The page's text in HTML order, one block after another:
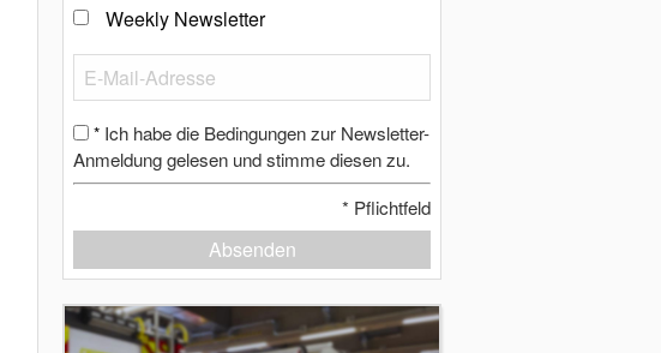
Weekly Newsletter
* Ich habe die Bedingungen zur Newsletter-
Anmeldung gelesen und stimme diesen zu.
* Pflichtfeld
Absenden